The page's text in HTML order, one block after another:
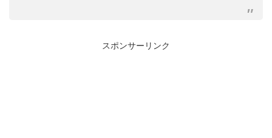
スポンサーリンク